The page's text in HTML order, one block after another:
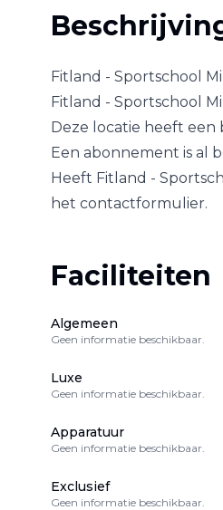
Fitland - Sportschool Mill
Fitland - Sportschool Mill
Deze locatie heeft een
Een abonnement is al
Heeft Fitland -
het contactformulier.
Faciliteiten
Algemeen
Geen informatie beschikbaar.
Luxe
Geen informatie beschikbaar.
Apparatuur
Geen informatie beschikbaar.
Exclusief
Geen informatie beschikbaar.